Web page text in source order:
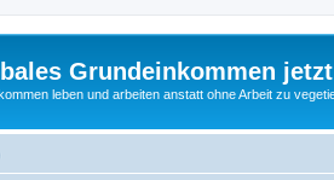
Grundeinkommen jetzt
leben und arbeiten anstatt ohne Arbeit zu